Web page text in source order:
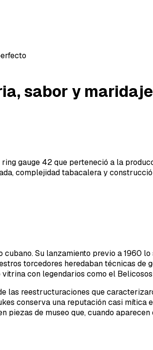
sabor y
gauge 42 que perteneció a la
complejidad tabacalera y
Su lanzamiento previo a 1960
torcedores heredaban técnicas de
con legendarios como el
las reestructuraciones que
conserva una reputación casi
de museo que, cuando